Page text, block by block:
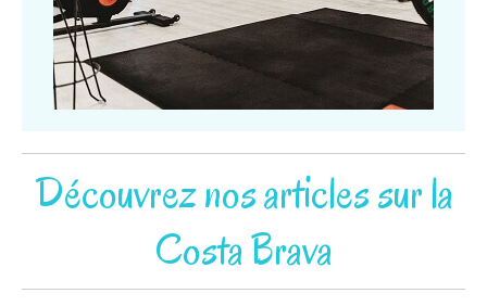
Découvrez nos articles sur la
Costa Brava